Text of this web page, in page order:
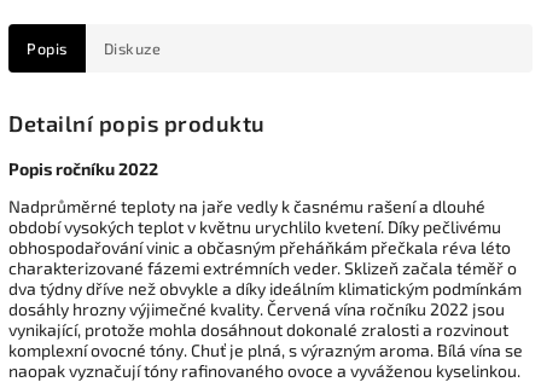
Popis Diskuze
Detailní popis produktu
Popis ročníku 2022
Nadprůměrné teploty na jaře vedly k časnému rašení a dlouhé
období vysokých teplot v květnu urychlilo kvetení. Díky pečlivému
obhospodařování vinic a občasným přeháňkám přečkala réva léto
charakterizované fázemi extrémních veder. Sklizeň začala téměř o
dva týdny dříve než obvykle a díky ideálním klimatickým podmínkám
dosáhly hrozny výjimečné kvality. Červená vína ročníku 2022 jsou
vynikající, protože mohla dosáhnout dokonalé zralosti a rozvinout
komplexní ovocné tóny. Chuť je plná, s výrazným aroma. Bílá vína se
naopak vyznačují tóny rafinovaného ovoce a vyváženou kyselinkou.